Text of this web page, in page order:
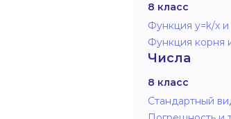
8 класс
Функция y=k/x и
Функция корня
Числа
8 класс
Стандартный